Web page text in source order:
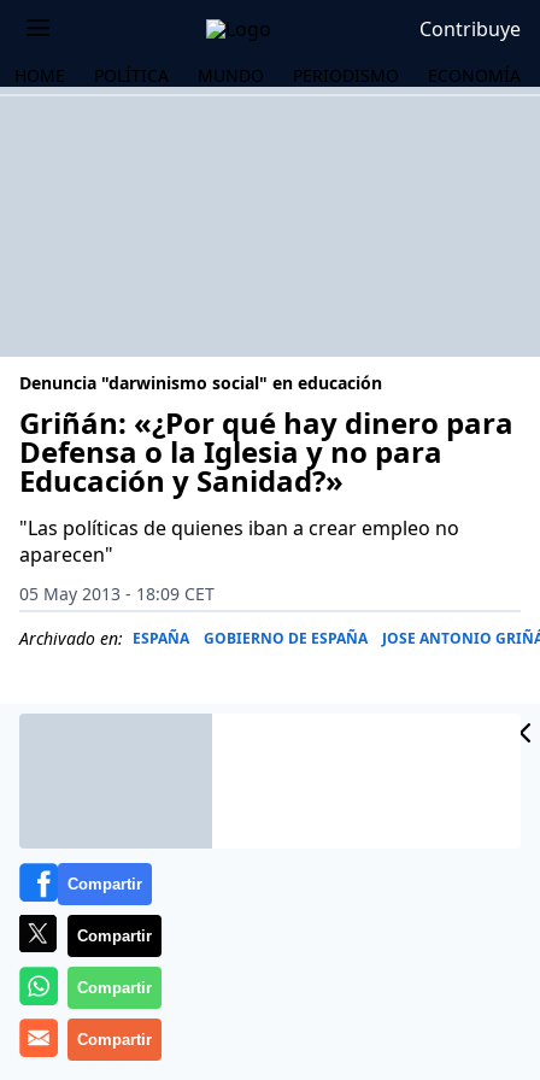
Contribuye
HOME POLÍTICA MUNDO PERIODISMO ECONOMÍA
Denuncia "darwinismo social" en educación
Griñán: «¿Por qué hay dinero para
Defensa o la Iglesia y no para
Educación y Sanidad?»
"Las políticas de quienes iban a crear empleo no
aparecen"
05 May 2013 - 18:09 CET
Archivado en: ESPAÑA GOBIERNO DE ESPAÑA JOSE ANTONIO
El presidente de la Junta de Andalucía,
Griñán, ha defendido que invertir en Educación o
Compartir
Compartir
Compartir
Compartir